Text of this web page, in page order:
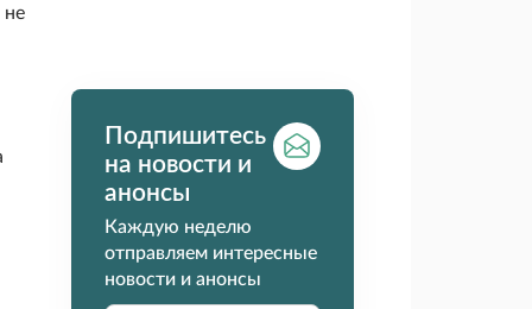
не
Подпишитесь
на новости и
анонсы
Каждую неделю
отправляем интересные
новости и анонсы